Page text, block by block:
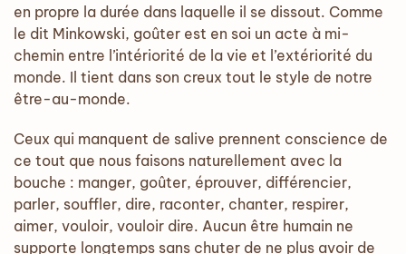
en propre la durée dans laquelle il se dissout. Comme
le dit Minkowski, goûter est en soi un acte à mi-
chemin ­entre l’intériorité de la vie et l’extériorité du
monde. Il tient dans son creux tout le style de notre
être-au-monde.
Ceux qui manquent de salive prennent conscience de
ce tout que nous faisons naturellement avec la
bouche : manger, goûter, éprouver, différencier,
parler, souffler, dire, raconter, chanter, respirer,
aimer, vouloir, vouloir dire. Aucun être humain ne
supporte longtemps sans chuter de ne plus avoir de